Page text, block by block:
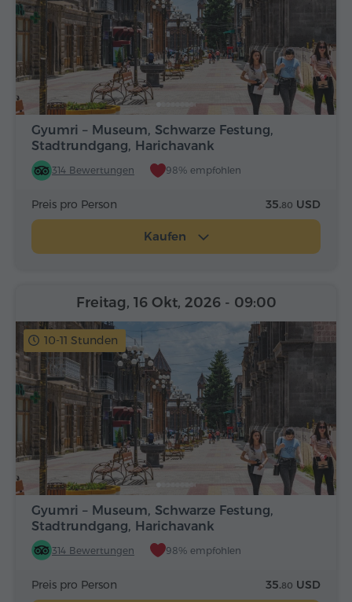
Gyumri – Museum, Schwarze Festung,
Stadtrundgang, Harichavank
314 Bewertungen 98% empfohlen
Preis pro Person 35.80 USD
Kaufen
10-11 Stunden
Gyumri – Museum, Schwarze Festung,
Stadtrundgang, Harichavank
314 Bewertungen 98% empfohlen
Freitag, 16 Okt, 2026 - 09:00
Preis pro Person 35.80 USD